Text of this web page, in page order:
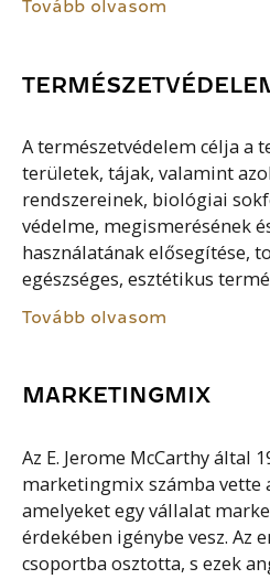
Tovább olvasom
A természetvédelem célja a
területek, tájak, valamint
rendszereinek, biológiai
védelme, megismerésének
használatának elősegítése,
egészséges, esztétikus
Tovább olvasom
MARKETINGMIX
Az E. Jerome McCarthy által
marketingmix számba vette
amelyeket egy vállalat
érdekében igénybe vesz. Az
csoportba osztotta, s ezek